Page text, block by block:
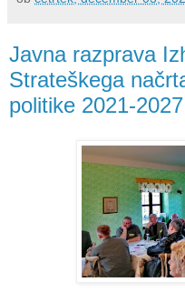
Javna razprava
Strateškega
politike 2021-2027